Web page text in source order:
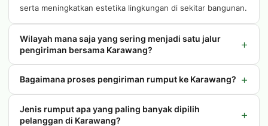
serta meningkatkan estetika lingkungan di sekitar bangunan.
Wilayah mana saja yang sering menjadi satu jalur
pengiriman bersama Karawang?
+
Bagaimana proses pengiriman rumput ke Karawang? +
Jenis rumput apa yang paling banyak dipilih
pelanggan di Karawang?
+